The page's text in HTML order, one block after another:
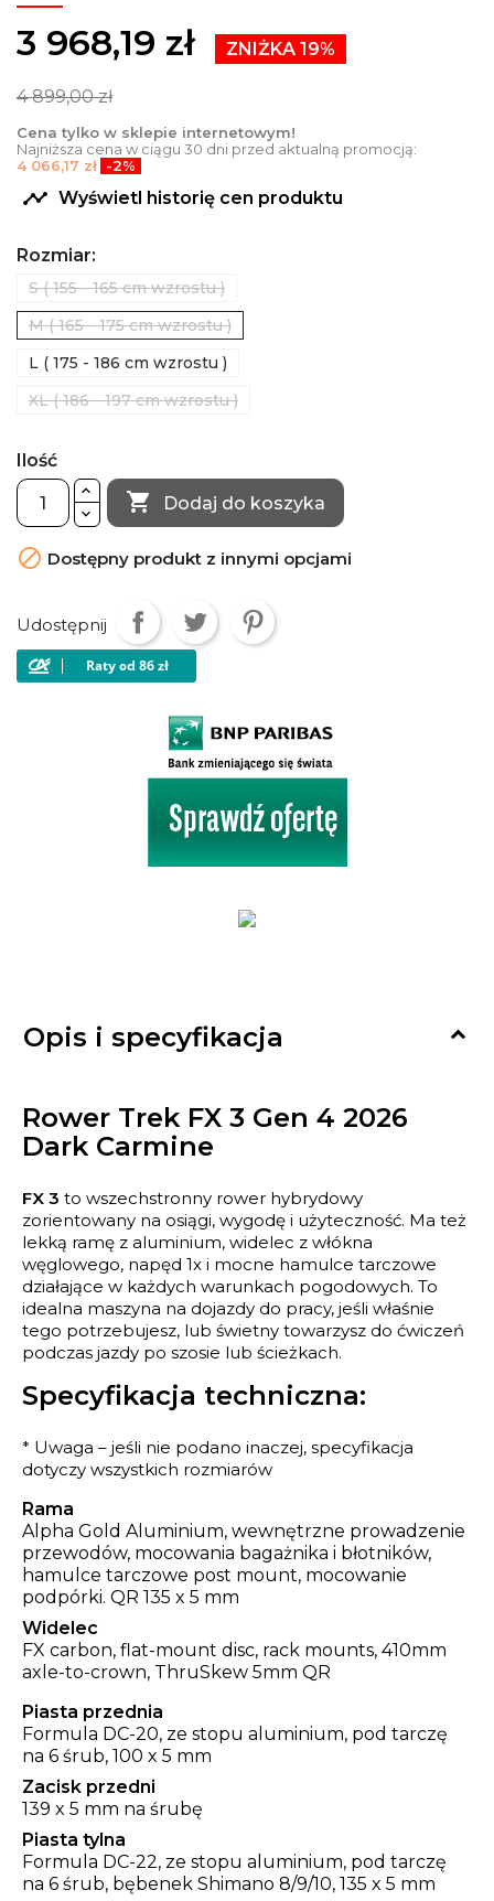
3 968,19 zł ZNIŻKA 19%
4 899,00 zł
Cena tylko w sklepie internetowym!
Najniższa cena w ciągu 30 dni przed aktualną promocją:
4 066,17 zł -2%
 Wyświetl historię cen produktu
Rozmiar:
S ( 155 - 165 cm wzrostu )
M ( 165 - 175 cm wzrostu )
L ( 175 - 186 cm wzrostu )
XL ( 186 - 197 cm wzrostu )
Ilość
 Dodaj do koszyka
 Dostępny produkt z innymi opcjami
Udostępnij
Opis i specyfikacja 
Rower Trek FX 3 Gen 4 2026
Dark Carmine
FX 3 to wszechstronny rower hybrydowy
zorientowany na osiągi, wygodę i użyteczność. Ma też
lekką ramę z aluminium, widelec z włókna
węglowego, napęd 1x i mocne hamulce tarczowe
działające w każdych warunkach pogodowych. To
idealna maszyna na dojazdy do pracy, jeśli właśnie
tego potrzebujesz, lub świetny towarzysz do ćwiczeń
podczas jazdy po szosie lub ścieżkach.
Specyfikacja techniczna:
* Uwaga – jeśli nie podano inaczej, specyfikacja
dotyczy wszystkich rozmiarów
Rama
Alpha Gold Aluminium, wewnętrzne prowadzenie
przewodów, mocowania bagażnika i błotników,
hamulce tarczowe post mount, mocowanie
podpórki. QR 135 x 5 mm
Widelec
FX carbon, flat-mount disc, rack mounts, 410mm
axle-to-crown, ThruSkew 5mm QR
Piasta przednia
Formula DC-20, ze stopu aluminium, pod tarczę
na 6 śrub, 100 x 5 mm
Zacisk przedni
139 x 5 mm na śrubę
Piasta tylna
Formula DC-22, ze stopu aluminium, pod tarczę
na 6 śrub, bębenek Shimano 8/9/10, 135 x 5 mm